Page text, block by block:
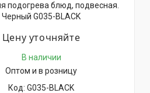
подогрева блюд, подвесная.
Черный G035-BLACK
Цену уточняйте
В наличии
Оптом и в розницу
G035-BLACK